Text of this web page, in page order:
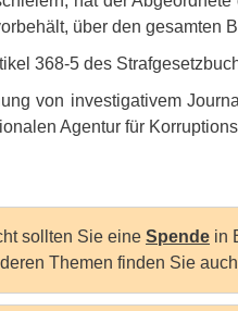
über den gesamten
368-5 des
von investigativem
Agentur für
sollten Sie eine Spende in
Themen finden Sie